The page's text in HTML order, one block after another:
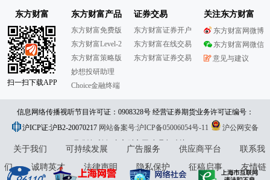
东方财富
扫一扫下载APP
东方财富产品
东方财富免费版
东方财富Level-2
东方财富策略版
妙想投研助理
Choice金融终端
证券交易
东方财富证券开户
东方财富在线交易
东方财富证券交易
关注东方财富
东方财富网微博
东方财富网微信
意见与建议
信息网络传播视听节目许可证：0908328号 经营证券期货业务许可证编号：
913101046312860336 违法和不良信息举报:021-61278686 举报邮箱：
jubao@eastmoney.com
沪ICP证:沪B2-20070217 网站备案号:沪ICP备05006054号-11
沪公网安备
31010402000120号版权所有:东方财富网意见与建议:4000300059/952500
关于我们 可持续发展 广告服务 供应商平台
联系我
们
诚聘英才 法律声明 隐私保护 征稿启事
友情链